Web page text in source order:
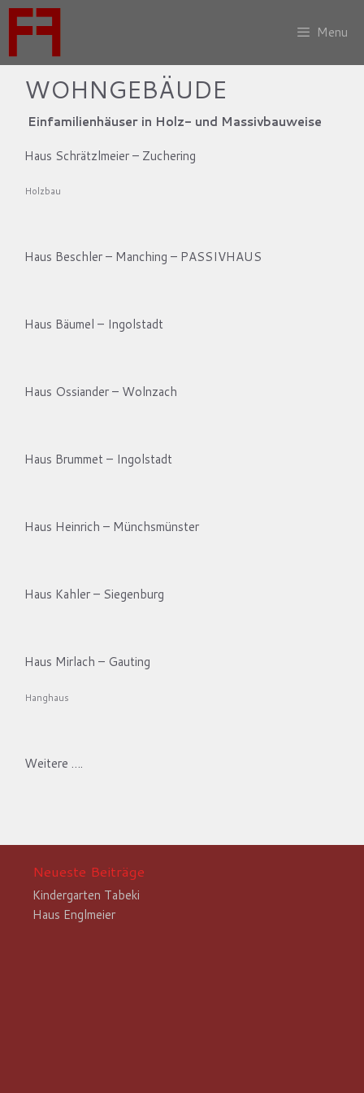
Zum
Inhalt
springen
Menu
WOHNGEBÄUDE
Einfamilienhäuser in Holz- und Massivbauweise
Haus Schrätzlmeier – Zuchering
Holzbau
Haus Beschler – Manching – PASSIVHAUS
Haus Bäumel – Ingolstadt
Haus Ossiander – Wolnzach
Haus Brummet – Ingolstadt
Haus Heinrich – Münchsmünster
Haus Kahler – Siegenburg
Haus Mirlach – Gauting
Hanghaus
Weitere ….
Neueste Beiträge
Kindergarten Tabeki
Haus Englmeier